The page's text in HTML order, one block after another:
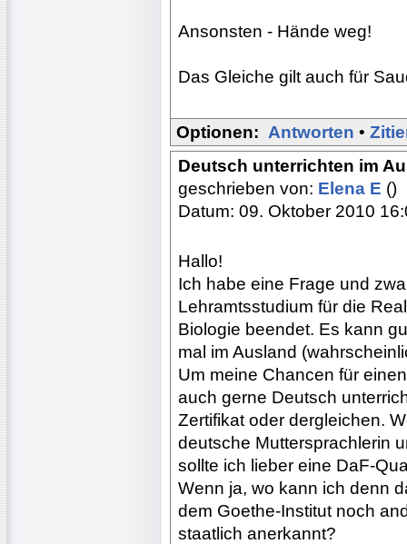
Ansonsten - Hände weg!
Das Gleiche gilt auch für
Optionen: Antworten •
Deutsch unterrichten im
geschrieben von: Elena E ()
Datum: 09. Oktober 2010
Hallo!
Ich habe eine Frage und
Lehramtsstudium für die
Biologie beendet. Es kann
mal im Ausland
Um meine Chancen für
auch gerne Deutsch
Zertifikat oder dergleichen.
deutsche Muttersprachlerin
sollte ich lieber eine DaF-
Wenn ja, wo kann ich denn
dem Goethe-Institut noch
staatlich anerkannt?